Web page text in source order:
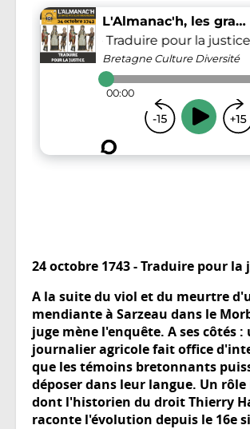
24 octobre 1743 - Traduire pour la
​​​​​​A la suite du viol et du meurtre
mendiante à Sarzeau dans le
juge mène l'enquête. A ses côtés :
journalier agricole fait office
que les témoins bretonnants
déposer dans leur langue. Un
dont l'historien du droit Thierry
raconte l'évolution depuis le 16e